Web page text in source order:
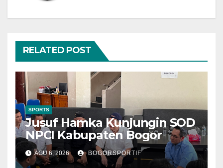
RELATED POST
SPORTS
Jusuf Hamka Kunjungin SOD
NPCI Kabupaten Bogor
AGU 6, 2026 BOGORSPORTIF